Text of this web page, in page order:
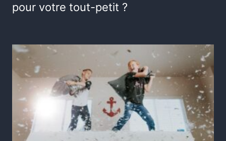
pour votre tout-petit ?